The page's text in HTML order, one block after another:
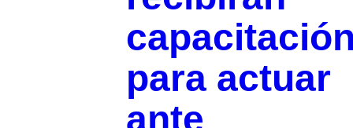
para actuar
ante